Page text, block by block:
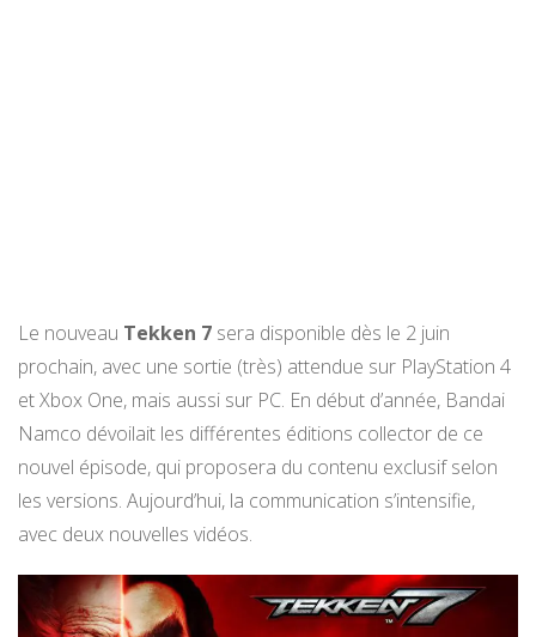
Le nouveau Tekken 7 sera disponible dès le 2 juin
prochain, avec une sortie (très) attendue sur PlayStation 4
et Xbox One, mais aussi sur PC. En début d’année, Bandai
Namco dévoilait les différentes éditions collector de ce
nouvel épisode, qui proposera du contenu exclusif selon
les versions. Aujourd’hui, la communication s’intensifie,
avec deux nouvelles vidéos.